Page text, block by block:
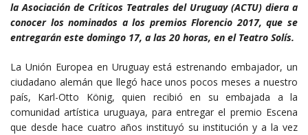
la Asociación de Críticos Teatrales del Uruguay (ACTU) diera a
conocer los nominados a los premios Florencio 2017, que se
entregarán este domingo 17, a las 20 horas, en el Teatro Solís.
La Unión Europea en Uruguay está estrenando embajador, un
ciudadano alemán que llegó hace unos pocos meses a nuestro
país, Karl-Otto König, quien recibió en su embajada a la
comunidad artística uruguaya, para entregar el premio Escena
que desde hace cuatro años instituyó su institución y a la vez